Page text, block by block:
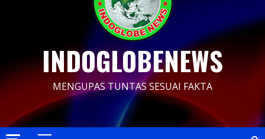
INDOGLOBENEWS
MENGUPAS TUNTAS SESUAI FAKTA